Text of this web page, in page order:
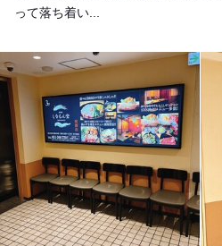
って落ち着い...